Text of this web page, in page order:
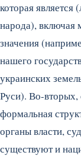
которая
народа), включая
значения
нашего
украинских
Руси). Во-вторых,
формальная
органы власти,
существуют и